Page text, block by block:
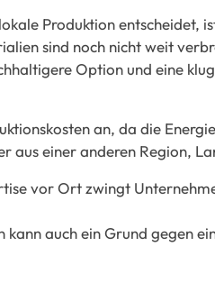
Produktion entscheidet,
sind noch nicht weit
Option und eine
an, da die
aus einer anderen Region,
vor Ort zwingt
auch ein Grund gegen